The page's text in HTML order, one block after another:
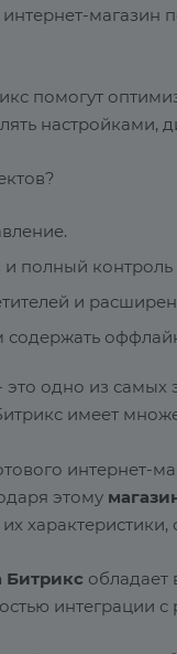
магазин
помогут
настройками,
и полный
и
содержать
это одно из самых
имеет
интернет-
этому
Битрикс обладает
интеграции